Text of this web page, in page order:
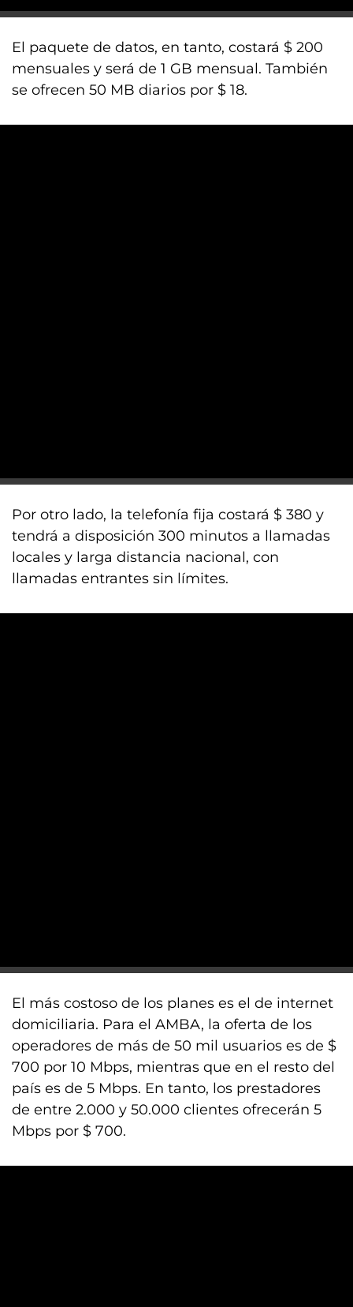
El paquete de datos, en tanto, costará $ 200
mensuales y será de 1 GB mensual. También
se ofrecen 50 MB diarios por $ 18.
Por otro lado, la telefonía fija costará $ 380 y
tendrá a disposición 300 minutos a llamadas
locales y larga distancia nacional, con
llamadas entrantes sin límites.
El más costoso de los planes es el de internet
domiciliaria. Para el AMBA, la oferta de los
operadores de más de 50 mil usuarios es de $
700 por 10 Mbps, mientras que en el resto del
país es de 5 Mbps. En tanto, los prestadores
de entre 2.000 y 50.000 clientes ofrecerán 5
Mbps por $ 700.